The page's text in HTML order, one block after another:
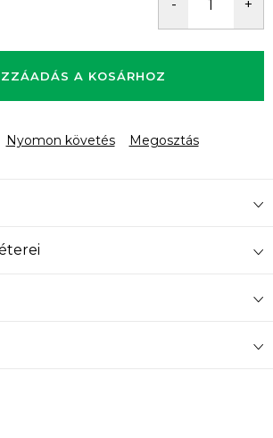
A KOSÁRHOZ
Nyomon követés Megosztás